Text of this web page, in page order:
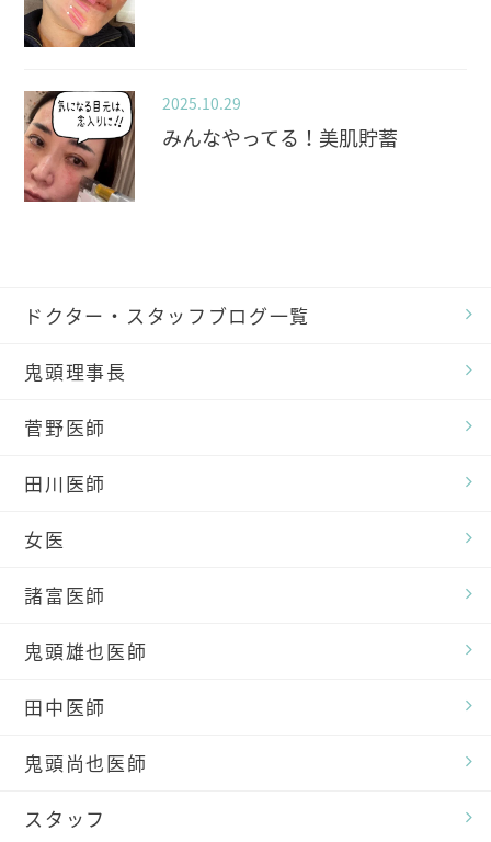
2025.10.29
みんなやってる！美肌貯蓄
ドクター・スタッフブログ一覧
鬼頭理事長
菅野医師
田川医師
女医
諸富医師
鬼頭雄也医師
田中医師
鬼頭尚也医師
スタッフ